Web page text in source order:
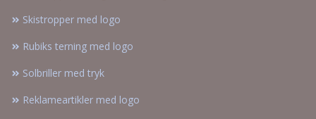
Skistropper med logo
Rubiks terning med logo
Solbriller med tryk
Reklameartikler med logo